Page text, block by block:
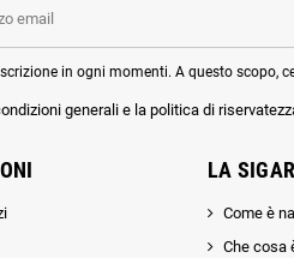
in ogni momenti. A questo scopo,
generali e la politica di
LA
Come è
Che cosa